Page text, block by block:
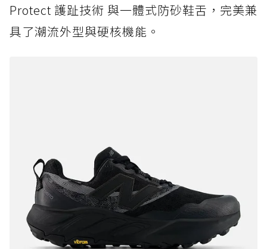
Protect 護趾技術 與一體式防砂鞋舌，完美兼
具了潮流外型與硬核機能。